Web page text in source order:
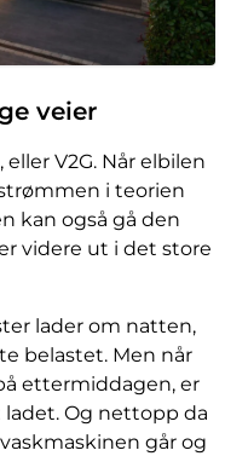
veier
V2G. Når elbilen
i teorien
kan også gå den
videre ut i det store
lader om natten,
belastet. Men når
ettermiddagen, er
Og nettopp da
går og